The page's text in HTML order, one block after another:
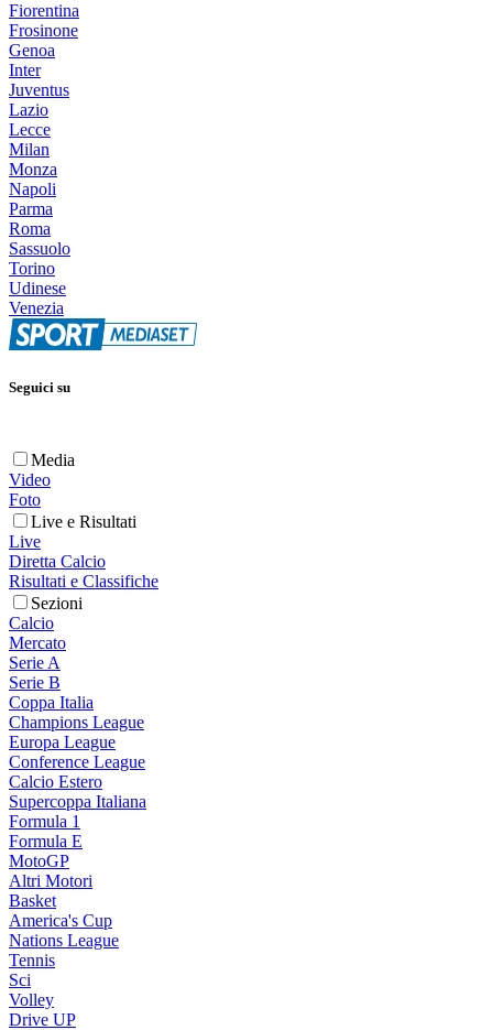
Fiorentina
Frosinone
Genoa
Inter
Juventus
Lazio
Lecce
Milan
Monza
Napoli
Parma
Roma
Sassuolo
Torino
Udinese
Venezia
Seguici su
Media
Video
Foto
Live e Risultati
Live
Diretta Calcio
Risultati e Classifiche
Sezioni
Calcio
Mercato
Serie A
Serie B
Coppa Italia
Champions League
Europa League
Conference League
Calcio Estero
Supercoppa Italiana
Formula 1
Formula E
MotoGP
Altri Motori
Basket
America's Cup
Nations League
Tennis
Sci
Volley
Drive UP